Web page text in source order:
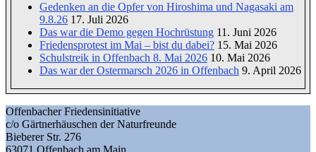
Gedenken an die Opfer von Hiroshima und Nagasaki am
9.8.26 17. Juli 2026
Das war die Demo gegen Hochrüstung 11. Juni 2026
Friedensprotest im Mai – bist du dabei? 15. Mai 2026
Schulstreik in Offenbach 8. Mai 2026 10. Mai 2026
Das war der Ostermarsch 2026 in Offenbach 9. April 2026
Offenbacher Friedensinitiative
c/o Gärtnerhäuschen der Naturfreunde
Bieberer Str. 276